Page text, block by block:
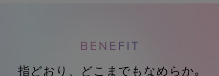
指どおり、どこまでもなめらか｡